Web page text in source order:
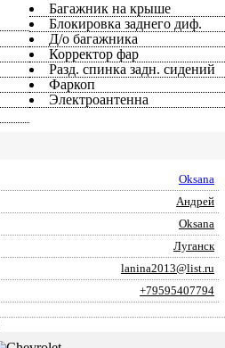
Багажник на крыше
Блокировка заднего диф.
Д/о багажника
Корректор фар
Разд. спинка задн. сидений
Фаркоп
Электроантенна
Oksana
Андрей
Oksana
Луганск
lanina2013@list.ru
+79595407794